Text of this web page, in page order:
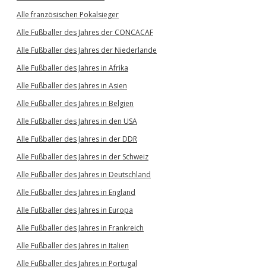
Alle französischen Pokalsieger
Alle Fußballer des Jahres der CONCACAF
Alle Fußballer des Jahres der Niederlande
Alle Fußballer des Jahres in Afrika
Alle Fußballer des Jahres in Asien
Alle Fußballer des Jahres in Belgien
Alle Fußballer des Jahres in den USA
Alle Fußballer des Jahres in der DDR
Alle Fußballer des Jahres in der Schweiz
Alle Fußballer des Jahres in Deutschland
Alle Fußballer des Jahres in England
Alle Fußballer des Jahres in Europa
Alle Fußballer des Jahres in Frankreich
Alle Fußballer des Jahres in Italien
Alle Fußballer des Jahres in Portugal